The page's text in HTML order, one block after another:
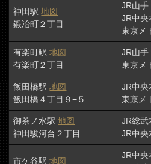
神田駅地図
鍛冶町２丁目
JR山手
JR中央
東京メ
有楽町駅地図
有楽町２丁目
JR山手
東京メ
飯田橋駅地図
飯田橋４丁目９−５
JR中央
東京メ
御茶ノ水駅地図
神田駿河台２丁目
JR総武
JR中央
市ケ谷駅地図
JR中央